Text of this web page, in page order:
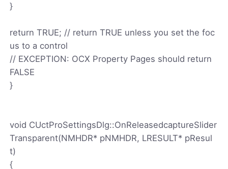
}
return TRUE; // return TRUE unless you set the foc
us to a control
// EXCEPTION: OCX Property Pages should return
FALSE
}
void CUctProSettingsDlg::OnReleasedcaptureSlider
Transparent(NMHDR* pNMHDR, LRESULT* pResul
t)
{